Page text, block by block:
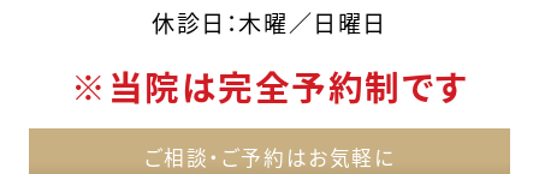
休診日：木曜／日曜日
※当院は完全予約制です
ご相談・ご予約はお気軽に